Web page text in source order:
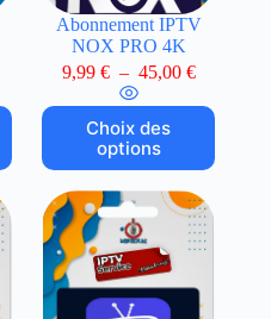
Abonnement IPTV
NOX PRO 4K
9,99 € – 45,00 €
Choix des
options